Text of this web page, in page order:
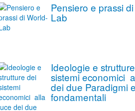
Pensiero e prassi
Lab
Ideologie e
sistemi economici
dei due Paradigmi
fondamentali